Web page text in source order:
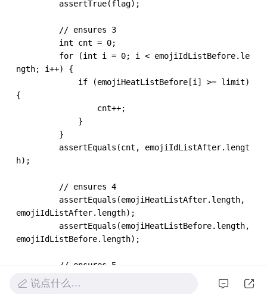
assertTrue(flag);
// ensures 3
int cnt = 0;
for (int i = 0; i < emojiIdListBefore.le
ngth; i++) {
if (emojiHeatListBefore[i] >= limit)
{
cnt++;
}
}
assertEquals(cnt, emojiIdListAfter.lengt
h);
// ensures 4
assertEquals(emojiHeatListAfter.length,
emojiIdListAfter.length);
assertEquals(emojiHeatListBefore.length,
emojiIdListBefore.length);
// ensures 5
for (int i = 0; i < messagesBefore.lengt
h; i++) {
说点什么…